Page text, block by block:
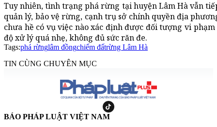
Tuy nhiên, tình trạng phá rừng tại huyện Lâm Hà vẫn
quản lý, bảo vệ rừng, cạnh trụ sở chính quyền địa
chưa hề có vụ việc nào xác định được đối tượng vi
độ xử lý quá nhẹ, không đủ sức răn đe.
Tags:phá rừnglâm đồngchiếm đấtrừng Lâm Hà
TIN CÙNG CHUYÊN MỤC
BÁO PHÁP LUẬT VIỆT NAM